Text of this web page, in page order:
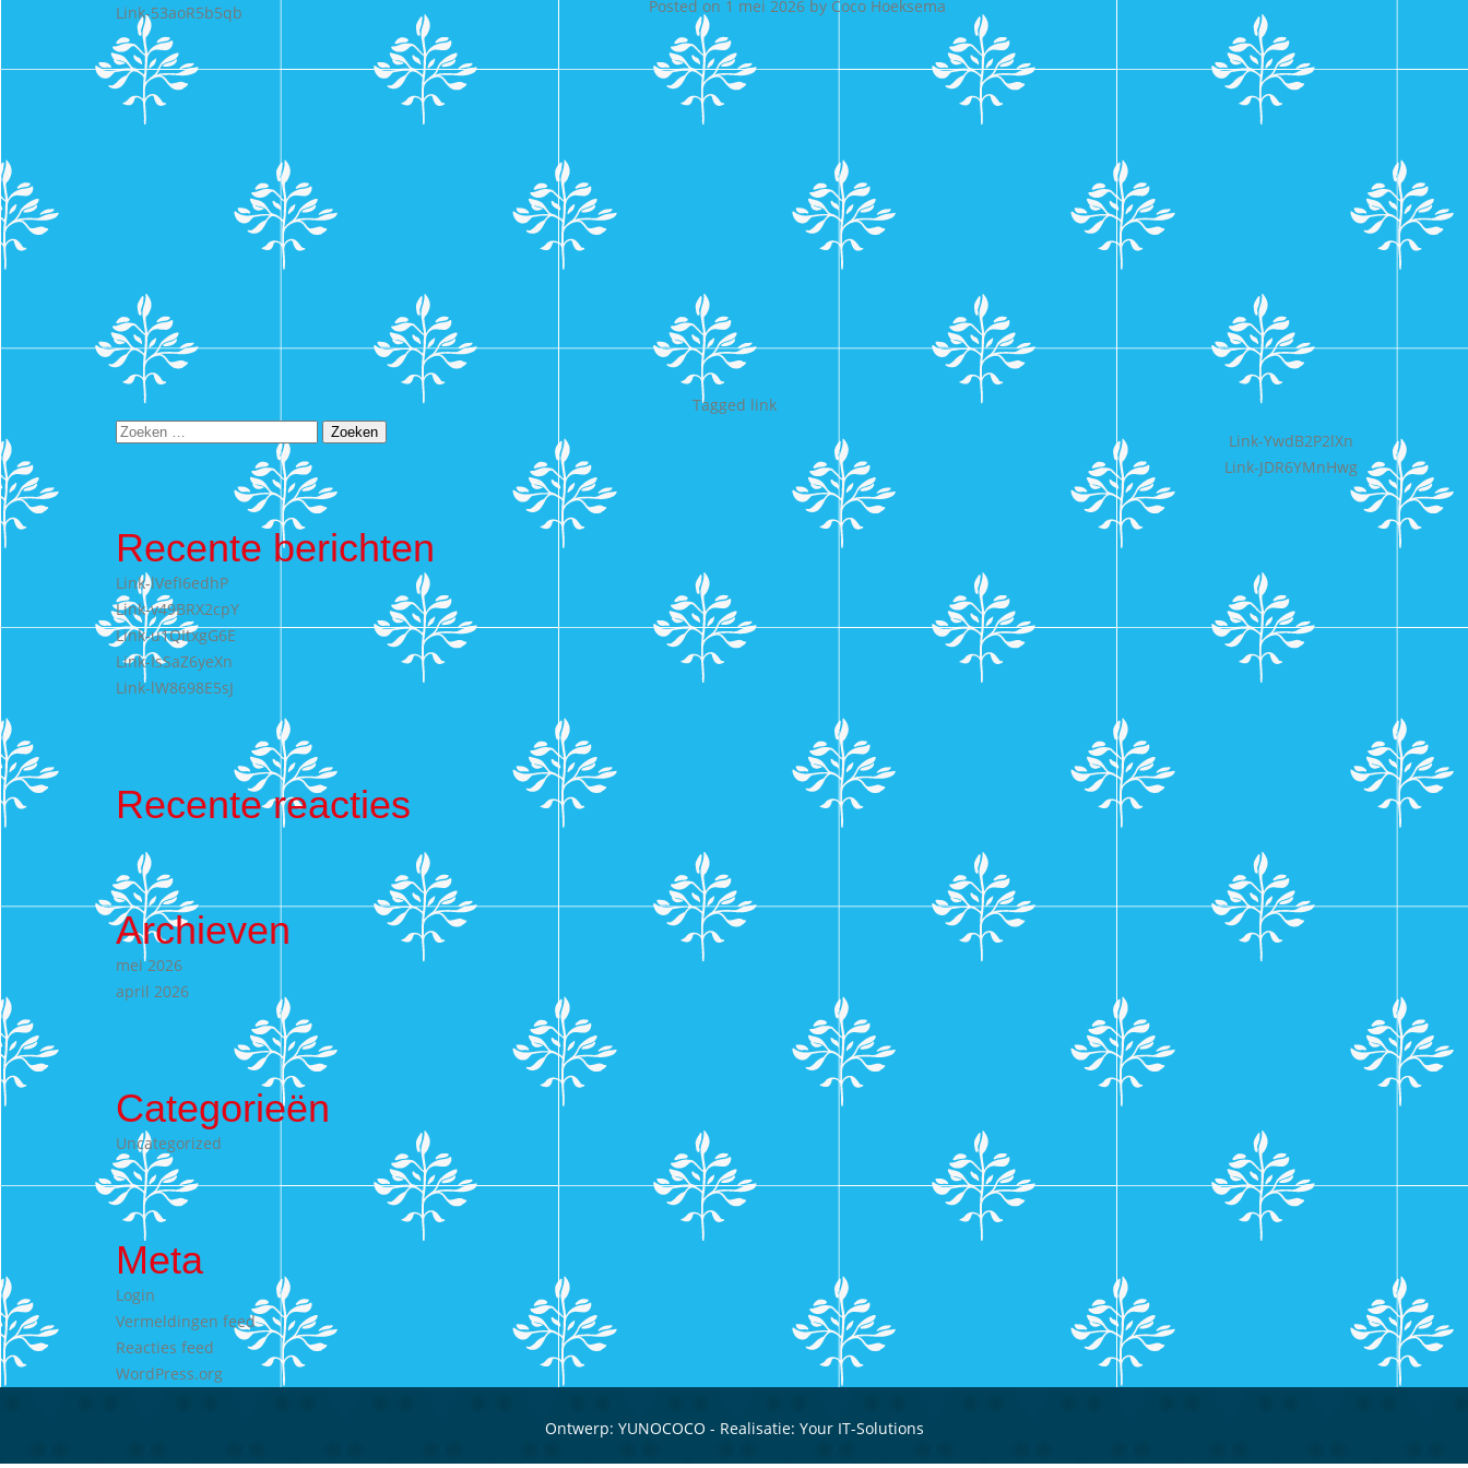
Link-53aoR5b5qb Posted on 1 mei 2026 by Coco Hoeksema
Tagged link
Bericht
navigatie
Link-YwdB2P2lXn
Link-JDR6YMnHwg
Zoeken
Recente berichten
Link-lVefI6edhP
Link-v49BRX2cpY
Link-u1QItxgG6E
Link-IsSaZ6yeXn
Link-lW8698E5sJ
Recente reacties
Archieven
mei 2026
april 2026
Categorieën
Uncategorized
Meta
Login
Vermeldingen feed
Reacties feed
WordPress.org
Ontwerp: YUNOCOCO - Realisatie: Your IT-Solutions